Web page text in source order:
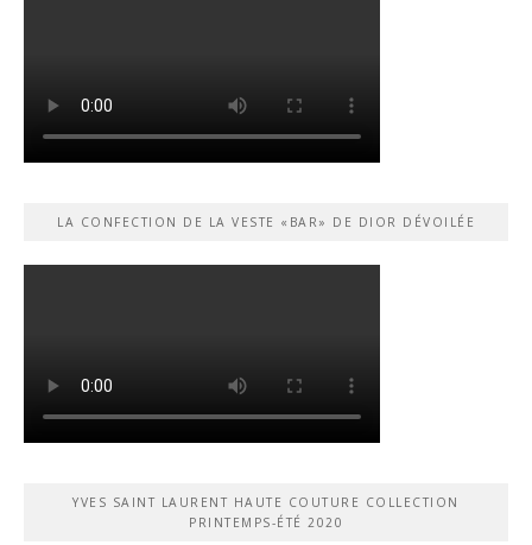
LA CONFECTION DE LA VESTE «BAR» DE DIOR DÉVOILÉE
YVES SAINT LAURENT HAUTE COUTURE COLLECTION
PRINTEMPS-ÉTÉ 2020